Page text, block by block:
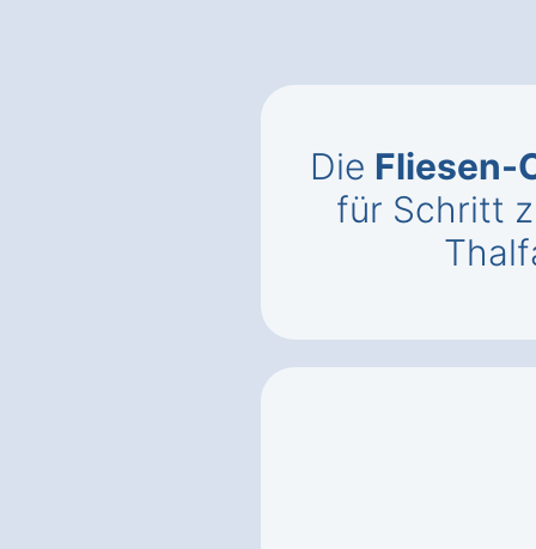
Die Fliesen-
für Schritt